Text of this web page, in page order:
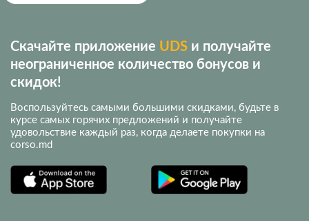
Скачайте приложение UDS и получайте
неограниченное количество бонусов и
скидок!
Воспользуйтесь самыми большими скидками, будьте в
курсе самых горячих предложений и получайте
удовольствие каждый раз, когда делаете покупки на
corso.md